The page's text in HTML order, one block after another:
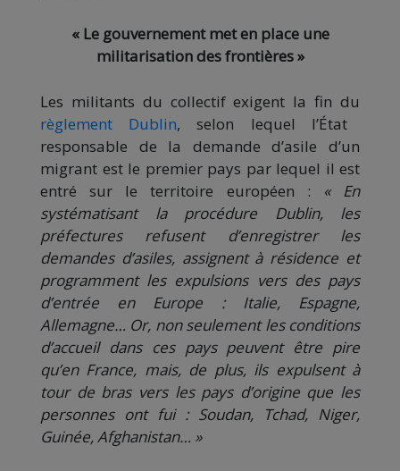
« Le gouvernement met en place une
militarisation des frontières »
Les militants du collectif exigent la fin du
règlement Dublin, selon lequel l’État
responsable de la demande d’asile d’un
migrant est le premier pays par lequel il est
entré sur le territoire européen : « En
systématisant la procédure Dublin, les
préfectures refusent d’enregistrer les
demandes d’asiles, assignent à résidence et
programment les expulsions vers des pays
d’entrée en Europe : Italie, Espagne,
Allemagne… Or, non seulement les conditions
d’accueil dans ces pays peuvent être pire
qu’en France, mais, de plus, ils expulsent à
tour de bras vers les pays d’origine que les
personnes ont fui : Soudan, Tchad, Niger,
Guinée, Afghanistan… »